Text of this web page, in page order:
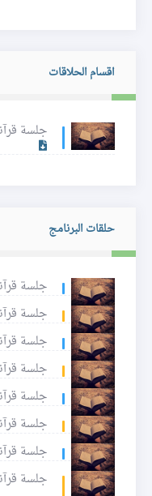
اقسام الحلاقات
جلسة
حلقات البرنامج
جلسة
جلسة
جلسة
جلسة
جلسة
جلسة
جلسة
جلسة